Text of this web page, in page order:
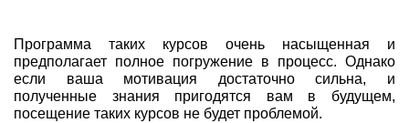
Программа таких курсов очень насыщенная и
предполагает полное погружение в процесс. Однако
если ваша мотивация достаточно сильна, и
полученные знания пригодятся вам в будущем,
посещение таких курсов не будет проблемой.